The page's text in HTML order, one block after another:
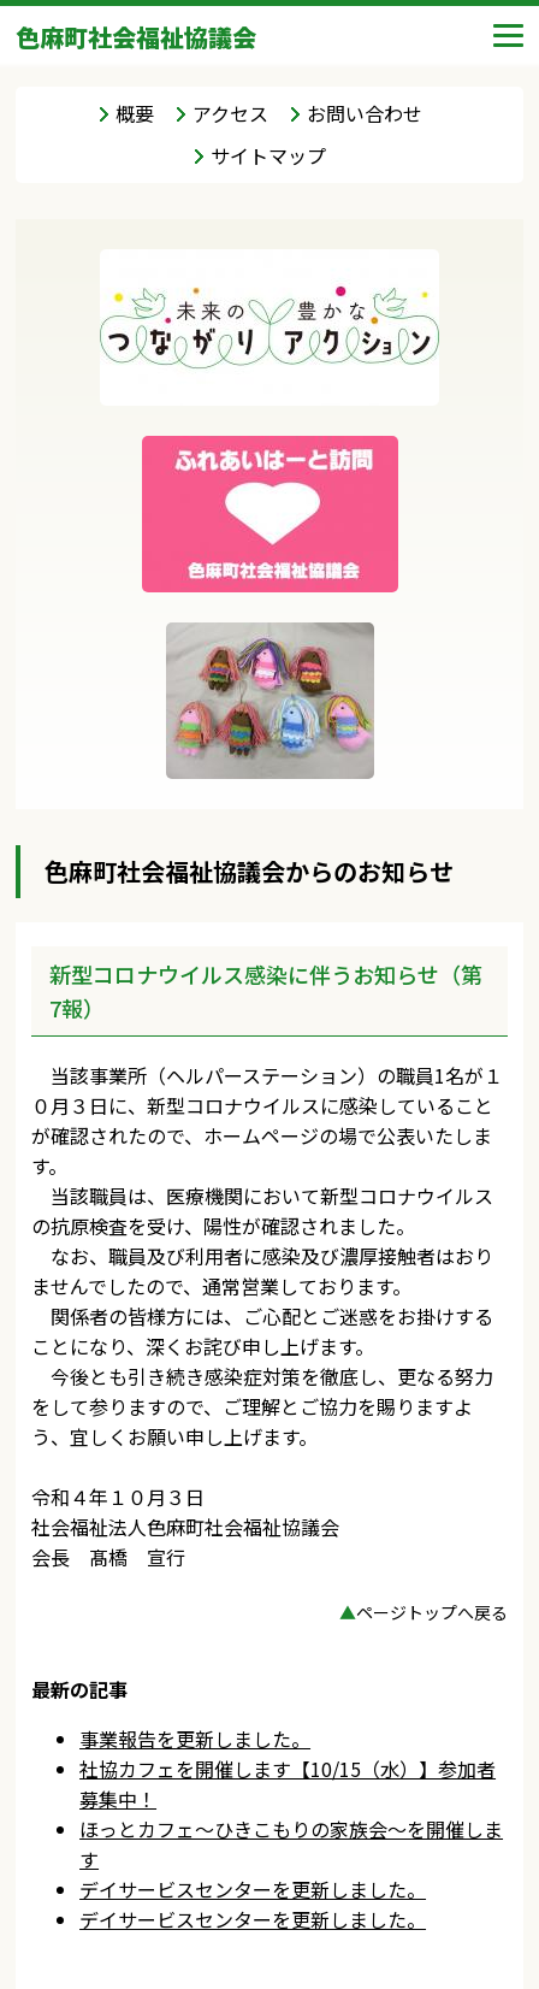
色麻町社会福祉協議会
概要 アクセス
お問い合わせ
サイトマップ
色麻町社会福祉協議会からのお知らせ
新型コロナウイルス感染に伴うお知らせ（第
7報）
当該事業所（ヘルパーステーション）の職員1名が１
０月３日に、新型コロナウイルスに感染していること
が確認されたので、ホームページの場で公表いたしま
す。
当該職員は、医療機関において新型コロナウイルス
の抗原検査を受け、陽性が確認されました。
なお、職員及び利用者に感染及び濃厚接触者はおり
ませんでしたので、通常営業しております。
関係者の皆様方には、ご心配とご迷惑をお掛けする
ことになり、深くお詫び申し上げます。
今後とも引き続き感染症対策を徹底し、更なる努力
をして参りますので、ご理解とご協力を賜りますよ
う、宜しくお願い申し上げます。
令和４年１０月３日
社会福祉法人色麻町社会福祉協議会
会長 髙橋 宣行
▲ページトップへ戻る
最新の記事
事業報告を更新しました。
社協カフェを開催します【10/15（水）】参加者
募集中！
ほっとカフェ～ひきこもりの家族会～を開催しま
す
デイサービスセンターを更新しました。
デイサービスセンターを更新しました。